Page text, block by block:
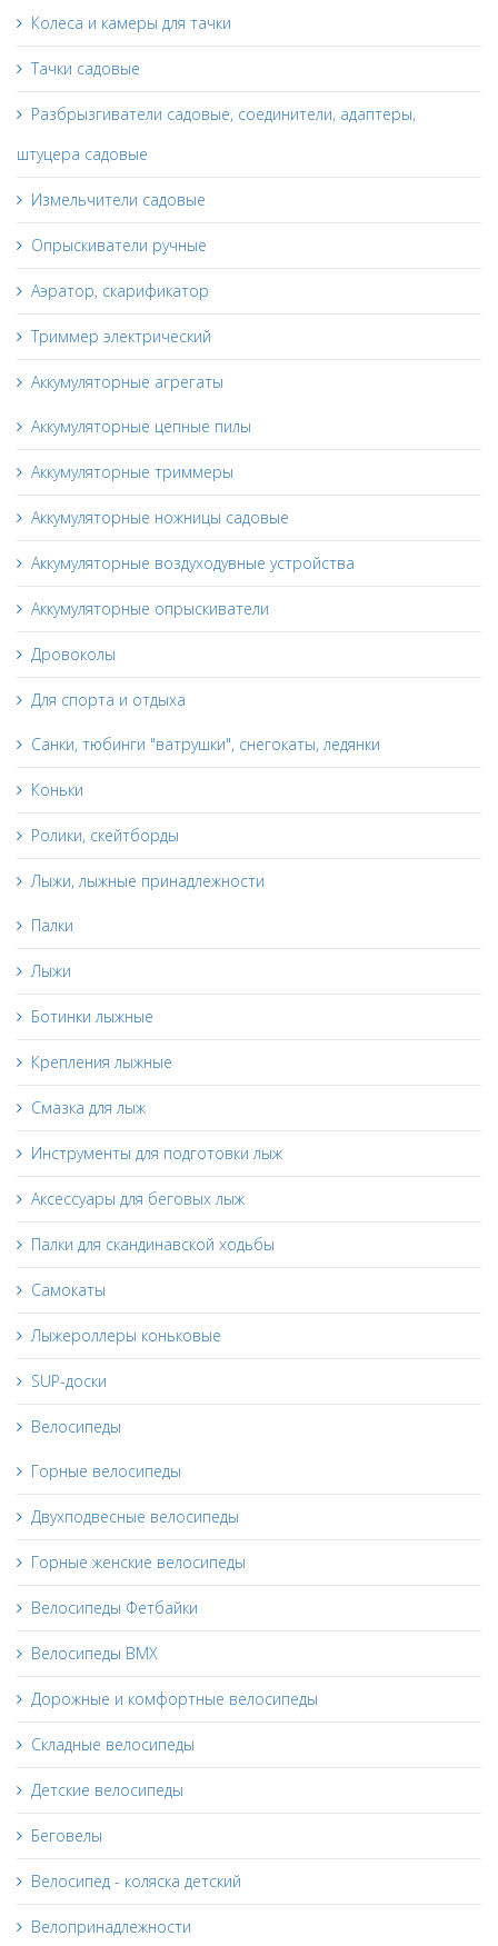
Колеса и камеры для тачки
Тачки садовые
Разбрызгиватели садовые, соединители, адаптеры,
штуцера садовые
Измельчители садовые
Опрыскиватели ручные
Аэратор, скарификатор
Триммер электрический
Аккумуляторные агрегаты
Аккумуляторные цепные пилы
Аккумуляторные триммеры
Аккумуляторные ножницы садовые
Аккумуляторные воздуходувные устройства
Аккумуляторные опрыскиватели
Дровоколы
Для спорта и отдыха
Санки, тюбинги "ватрушки", снегокаты, ледянки
Коньки
Ролики, скейтборды
Лыжи, лыжные принадлежности
Палки
Лыжи
Ботинки лыжные
Крепления лыжные
Смазка для лыж
Инструменты для подготовки лыж
Аксессуары для беговых лыж
Палки для скандинавской ходьбы
Самокаты
Лыжероллеры коньковые
SUP-доски
Велосипеды
Горные велосипеды
Двухподвесные велосипеды
Горные женские велосипеды
Велосипеды Фетбайки
Велосипеды BMX
Дорожные и комфортные велосипеды
Складные велосипеды
Детские велосипеды
Беговелы
Велосипед - коляска детский
Велопринадлежности